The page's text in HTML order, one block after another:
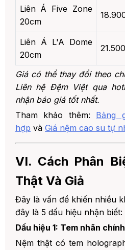
Liên Á Five Zone
20cm
Liên Á L'A Dome
20cm
Giá có thể thay đổi theo
Liên hệ Đệm Việt qua
nhận báo giá tốt nhất.
Tham khảo thêm: Bảng
hợp và Giá nệm cao su tự
VI. Cách Phân
Thật Và Giả
Đây là vấn đề khiến nhiều
đây là 5 dấu hiệu nhận biết:
Dấu hiệu 1: Tem nhãn
Nệm thật có tem